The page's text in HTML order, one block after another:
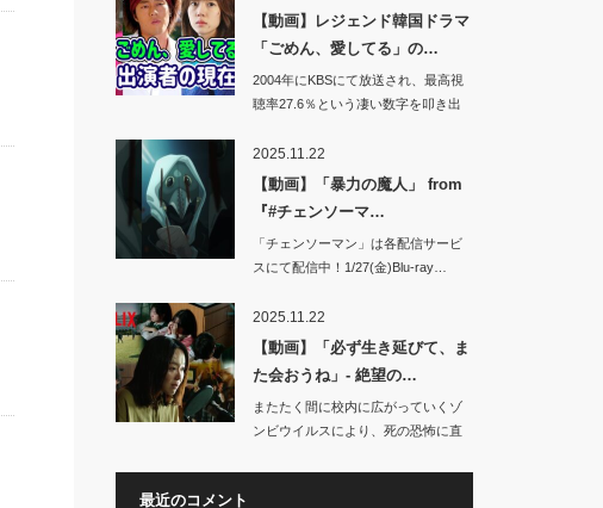
【動画】レジェンド韓国ドラマ
「ごめん、愛してる」の…
2004年にKBSにて放送され、最高視
聴率27.6％という凄い数字を叩き出
2025.11.22
【動画】「暴力の魔人」 from
『#チェンソーマ…
「チェンソーマン」は各配信サービ
スにて配信中！1/27(金)Blu-ray…
2025.11.22
【動画】「必ず生き延びて、ま
た会おうね」- 絶望の…
またたく間に校内に広がっていくゾ
ンビウイルスにより、死の恐怖に直
最近のコメント